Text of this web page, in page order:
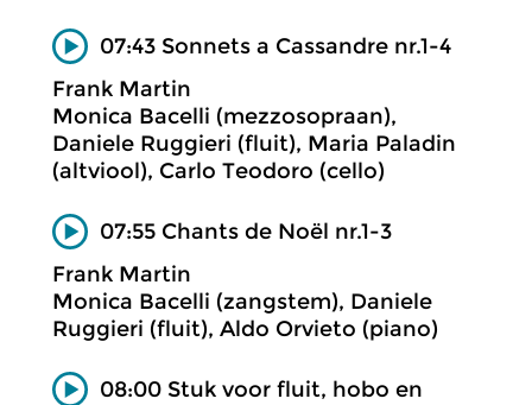
07:43 Sonnets a Cassandre nr.1-4
Frank Martin
Monica Bacelli (mezzosopraan),
Daniele Ruggieri (fluit), Maria Paladin
(altviool), Carlo Teodoro (cello)
07:55 Chants de Noël nr.1-3
Frank Martin
Monica Bacelli (zangstem), Daniele
Ruggieri (fluit), Aldo Orvieto (piano)
08:00 Stuk voor fluit, hobo en